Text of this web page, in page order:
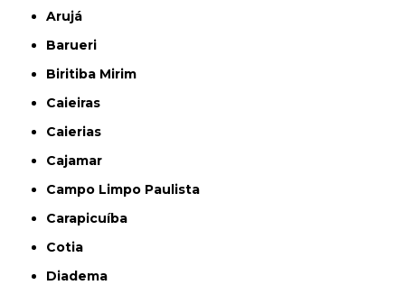
Arujá
Barueri
Biritiba Mirim
Caieiras
Caierias
Cajamar
Campo Limpo Paulista
Carapicuíba
Cotia
Diadema